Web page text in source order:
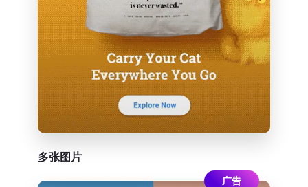
多张图片
广告